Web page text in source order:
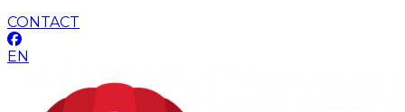
CONTACT
EN